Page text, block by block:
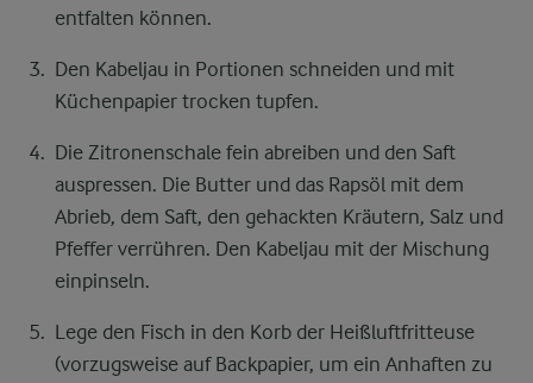
entfalten können.
Den Kabeljau in Portionen schneiden und mit
Küchenpapier trocken tupfen.
Die Zitronenschale fein abreiben und den Saft
auspressen. Die Butter und das Rapsöl mit dem
Abrieb, dem Saft, den gehackten Kräutern, Salz und
Pfeffer verrühren. Den Kabeljau mit der Mischung
einpinseln.
Lege den Fisch in den Korb der Heißluftfritteuse
(vorzugsweise auf Backpapier, um ein Anhaften zu